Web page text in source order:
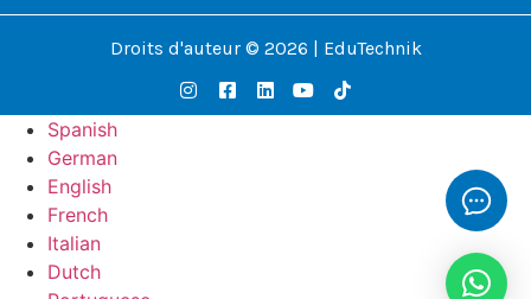
Droits d'auteur © 2026 | EduTechnik
Spanish
German
English
French
Italian
Dutch